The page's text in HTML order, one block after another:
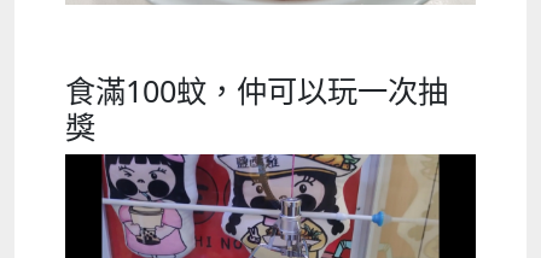
食滿100蚊，仲可以玩一次抽
獎